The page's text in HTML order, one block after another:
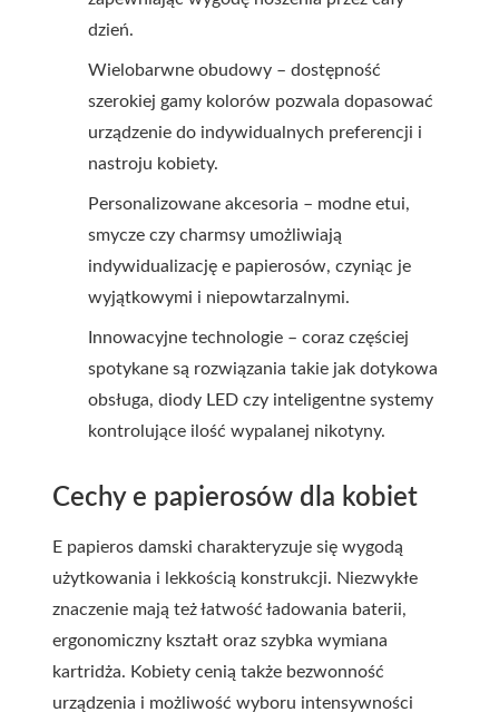
dzień.
Wielobarwne obudowy – dostępność
szerokiej gamy kolorów pozwala dopasować
urządzenie do indywidualnych preferencji i
nastroju kobiety.
Personalizowane akcesoria – modne etui,
smycze czy charmsy umożliwiają
indywidualizację e papierosów, czyniąc je
wyjątkowymi i niepowtarzalnymi.
Innowacyjne technologie – coraz częściej
spotykane są rozwiązania takie jak dotykowa
obsługa, diody LED czy inteligentne systemy
kontrolujące ilość wypalanej nikotyny.
Cechy e papierosów dla kobiet
E papieros damski charakteryzuje się wygodą
użytkowania i lekkością konstrukcji. Niezwykłe
znaczenie mają też łatwość ładowania baterii,
ergonomiczny kształt oraz szybka wymiana
kartridża. Kobiety cenią także bezwonność
urządzenia i możliwość wyboru intensywności